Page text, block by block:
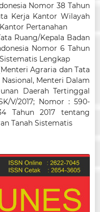
Nomor 38 Tahun
Kerja Kantor Wilayah
Pertanahan
Ruang/Kepala Badan
Nomor 6 Tahun
Lengkap
Agraria dan Tata
Menteri Dalam
Daerah Tertinggal
V/2017; Nomor : 590-
Tahun 2017 tentang
Tanah Sistematis